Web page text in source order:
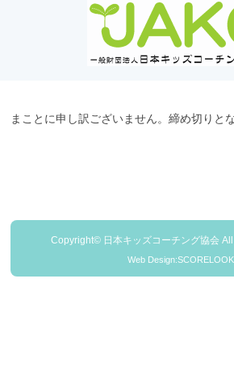
まことに申し訳ございません。締め切りと
Copyright© 日本キッズコーチング協会 All
Web Design:SCORELOOK